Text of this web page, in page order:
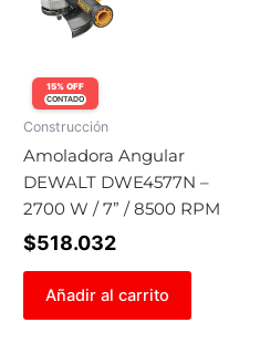
15% OFF
CONTADO
Construcción
Amoladora Angular
DEWALT DWE4577N –
2700 W / 7” / 8500 RPM
$518.032
Añadir al carrito